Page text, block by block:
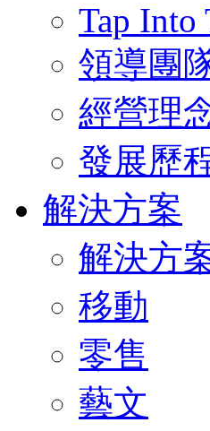
Tap Into
領導團
經營理
發展歷
解決方案
解決方
移動
零售
藝文